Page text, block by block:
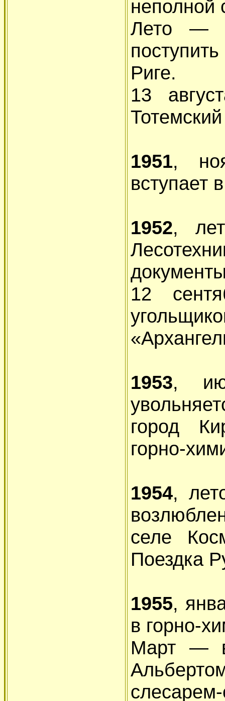
неполной
Лето —
Риге.
13
1951,
1952,
12
1953,
город
горно-
1954,
селе
Поездка
1955,
в горно-
Март —